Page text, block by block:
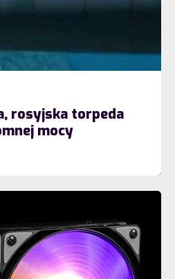
rosyjska torpeda
mocy